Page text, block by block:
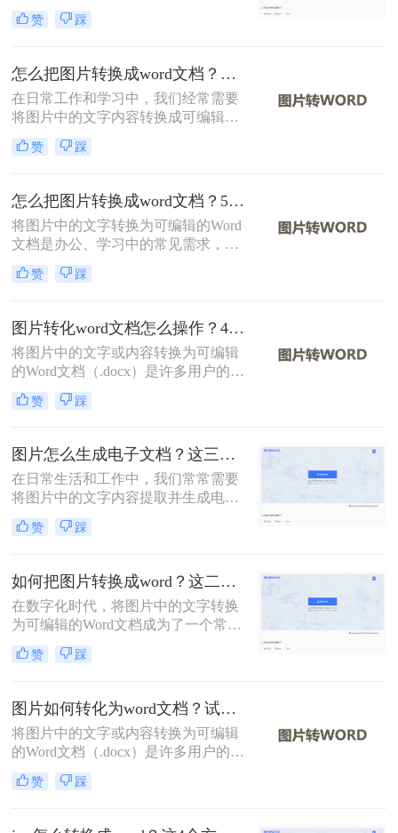
进行编辑和处理。那么怎么把图片转
换成word文档格式呢？本文将介绍三
成图片到Word文档的转换。
赞 踩
怎么把图片转换成word文档？分享二种实用方法！
在日常工作和学习中，我们经常需要
将图片中的文字内容转换成可编辑的
Word文档。这一需求在扫描文档、截
图识别、PDF转文字等多种场景下尤
文档呢？本文将介绍两种将图片转换
成Word文档的方法。
赞 踩
怎么把图片转换成word文档？5个主流方法详解！
将图片中的文字转换为可编辑的Word
文档是办公、学习中的常见需求，尤
其在处理扫描文件、会议记录或纸质
资料时。那么怎么把图片转换成word
并提供操作步骤与避坑指南。
赞 踩
图片转化word文档怎么操作？4种常用方法详解！
将图片中的文字或内容转换为可编辑
的Word文档（.docx）是许多用户的需
求，例如将扫描的文档、照片中的笔
记或PDF截图中的文字提取出来。那
文将介绍常用转换方法，为您提供详
细指南。
赞 踩
图片怎么生成电子文档？这三种转换方法快来看！
在日常生活和工作中，我们常常需要
将图片中的文字内容提取并生成电子
文档（如Word文档）。这不仅有助于
提高工作效率，还能方便后续的编辑
呢？本文将介绍几种常用的方法，帮
助您轻松将图片转换成Word文档。
赞 踩
如何把图片转换成word？这二个方法教你学会！
在数字化时代，将图片中的文字转换
为可编辑的Word文档成为了一个常见
的需求。无论是在学术研究、商务文
档处理，还是在教育培训等领域，这
何把图片转换成word呢？本文将介绍
两种常用的方法来实现这一目标。
赞 踩
图片如何转化为word文档？试试这种4种实用方法！
将图片中的文字或内容转换为可编辑
的Word文档（.docx）是许多用户的需
求，例如处理扫描文件、提取照片中
的笔记或转换PDF截图中的文字。那
将介绍4种实用方法，助您高效完成
赞 踩